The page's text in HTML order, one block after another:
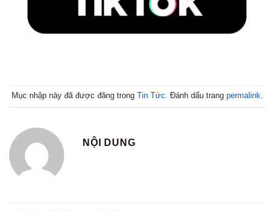
Mục nhập này đã được đăng trong Tin Tức. Đánh dấu trang permalink.
NỘI DUNG